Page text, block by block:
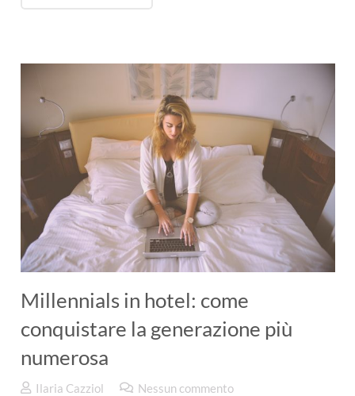
Millennials in hotel: come
conquistare la generazione più
numerosa
Ilaria Cazziol Nessun commento